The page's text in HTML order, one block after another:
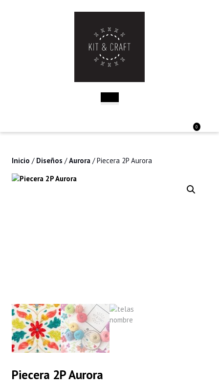
/
de
0
Inicio / Diseños /Aurora / Piecera 2P Aurora
Piecera 2P Aurora